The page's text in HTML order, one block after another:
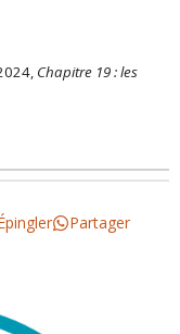
Chapitre 19 : les
Partager